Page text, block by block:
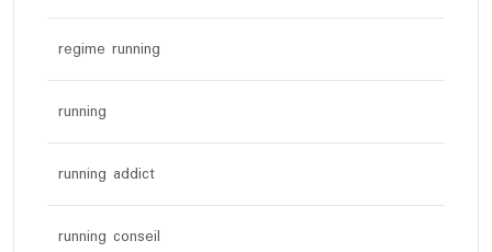
regime running
running
running addict
running conseil